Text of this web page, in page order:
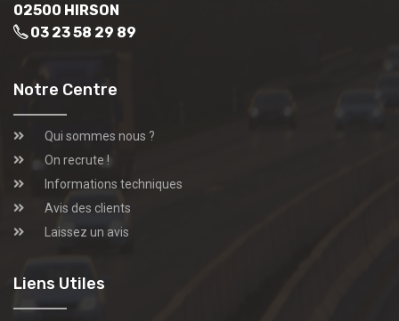
02500 HIRSON
03 23 58 29 89
Notre Centre
Qui sommes nous ?
On recrute !
Informations techniques
Avis des clients
Laissez un avis
Liens Utiles